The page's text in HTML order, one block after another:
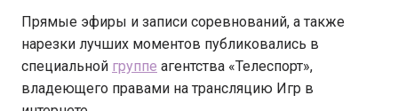
Прямые эфиры и записи соревнований, а также
нарезки лучших моментов публиковались в
специальной группе агентства «Телеспорт»,
владеющего правами на трансляцию Игр в